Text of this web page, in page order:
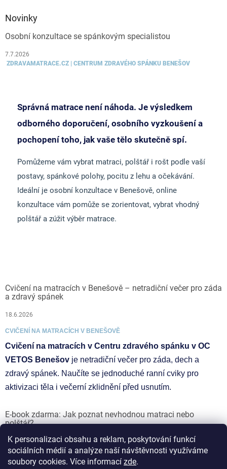
K personalizaci obsahu a reklam, poskytování funkcí
sociálních médií a analýze naší návštěvnosti využíváme
soubory cookies. Více informací zde.
Novinky
Osobní konzultace se spánkovým specialistou
7.7.2026
ZDRAVAMATRACE.CZ | CENTRUM ZDRAVÉHO SPÁNKU BENEŠOV
Správná matrace není náhoda. Je výsledkem
odborného doporučení, osobního vyzkoušení a
pochopení toho, jak vaše tělo skutečně spí.
Pomůžeme vám vybrat matraci, polštář i rošt podle vaší
postavy, spánkové polohy, pocitu z lehu a očekávání.
Ideální je osobní konzultace v Benešově, online
konzultace vám pomůže se zorientovat, vybrat vhodný
polštář a zúžit výběr matrace.
Cvičení na matracích v Benešově – netradiční večer pro záda
a zdravý spánek
18.6.2026
CVIČENÍ NA MATRACÍCH V BENEŠOVĚ
Cvičení na matracích v Centru zdravého spánku v OC
VETOS Benešov je netradiční večer pro záda, dech a
zdravý spánek. Naučíte se jednoduché ranní cviky pro
aktivizaci těla i večerní zklidnění před usnutím.
E-book zdarma: Jak poznat nevhodnou matraci nebo
polštář?
17.6.2026